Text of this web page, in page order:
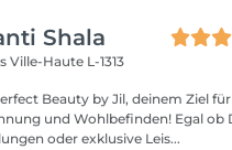
Shala
Ville-Haute L-1313
Beauty by Jil, deinem Ziel für
und Wohlbefinden! Egal ob Du
oder exklusive Leis...